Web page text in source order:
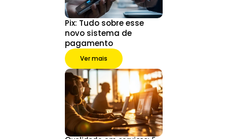
Pix: Tudo sobre esse
novo sistema de
pagamento
Ver mais